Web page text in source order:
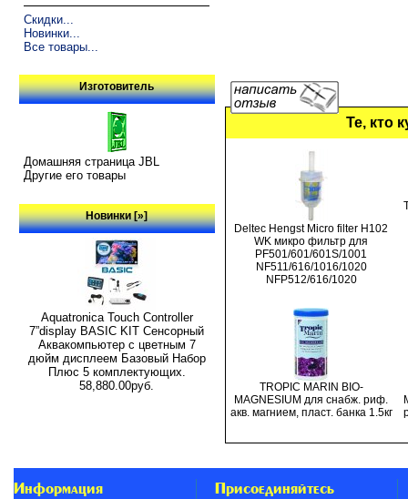
Скидки...
Новинки...
Все товары...
Изготовитель
Домашняя страница JBL
Другие его товары
Новинки [»]
Aquatronica Touch Controller
7”display BASIC KIT Сенсорный
Аквакомпьютер с цветным 7
дюйм дисплеем Базовый Набор
Плюс 5 комплектующих.
58,880.00руб.
Те, кто
Deltec Hengst Micro filter H102
WK микро фильтр для
PF501/601/601S/1001
NF511/616/1016/1020
NFP512/616/1020
TROPIC MARIN BIO-
MAGNESIUM для снабж. риф.
акв. магнием, пласт. банка 1.5кг
Информация Присоединяйтесь